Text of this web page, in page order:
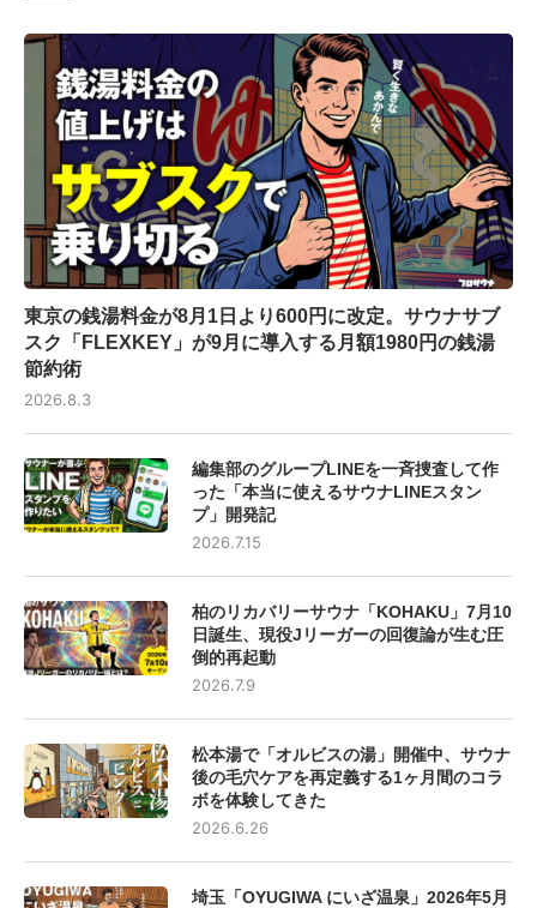
東京の銭湯料金が8月1日より600円に改定。サウナサブ
スク「FLEXKEY」が9月に導入する月額1980円の銭湯
節約術
2026.8.3
編集部のグループLINEを一斉捜査して作
った「本当に使えるサウナLINEスタン
プ」開発記
2026.7.15
柏のリカバリーサウナ「KOHAKU」7月10
日誕生、現役Jリーガーの回復論が生む圧
倒的再起動
2026.7.9
松本湯で「オルビスの湯」開催中、サウナ
後の毛穴ケアを再定義する1ヶ月間のコラ
ボを体験してきた
2026.6.26
埼玉「OYUGIWA にいざ温泉」2026年5月